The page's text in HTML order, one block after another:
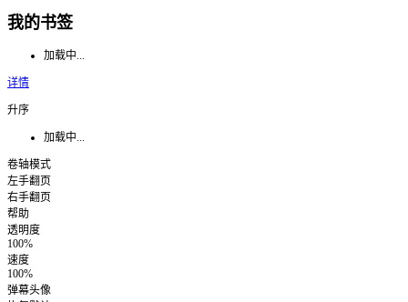
我的书签
加载中...
详情
升序
加载中...
卷轴模式
左手翻页
右手翻页
帮助
透明度
100%
速度
100%
弹幕头像